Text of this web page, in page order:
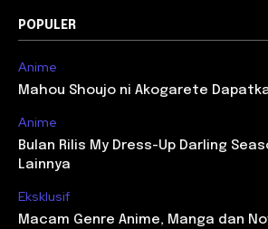
POPULER
Anime
Mahou Shoujo ni Akogarete
Anime
Bulan Rilis My Dress-Up Darling
Lainnya
Eksklusif
Macam Genre Anime, Manga dan